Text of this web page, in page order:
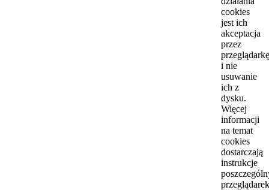
cookies
jest ich
akceptacja
przez
przeglądarkę
i nie
usuwanie
ich z
dysku.
Więcej
informacji
na temat
cookies
dostarczają
instrukcje